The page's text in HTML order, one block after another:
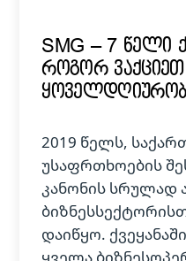
SMG – 7 წელი
როგორ
2019 წელს,
უსაფრთხოების
კანონის სრულად
დაიწყო.